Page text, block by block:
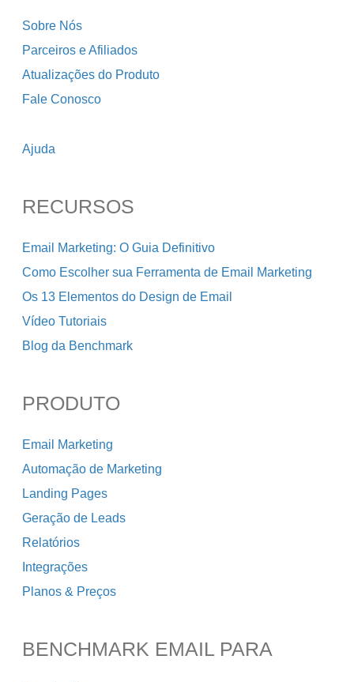
Sobre Nós
Parceiros e Afiliados
Atualizações do Produto
Fale Conosco
Ajuda
RECURSOS
Email Marketing: O Guia Definitivo
Como Escolher sua Ferramenta de Email Marketing
Os 13 Elementos do Design de Email
Vídeo Tutoriais
Blog da Benchmark
PRODUTO
Email Marketing
Automação de Marketing
Landing Pages
Geração de Leads
Relatórios
Integrações
Planos & Preços
BENCHMARK EMAIL PARA